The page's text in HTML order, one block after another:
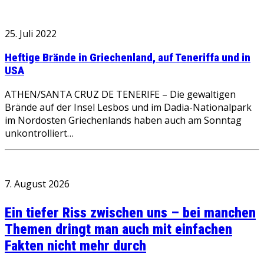
25. Juli 2022
Heftige Brände in Griechenland, auf Teneriffa und in
USA
ATHEN/SANTA CRUZ DE TENERIFE – Die gewaltigen
Brände auf der Insel Lesbos und im Dadia-Nationalpark
im Nordosten Griechenlands haben auch am Sonntag
unkontrolliert…
7. August 2026
Ein tiefer Riss zwischen uns – bei manchen
Themen dringt man auch mit einfachen
Fakten nicht mehr durch